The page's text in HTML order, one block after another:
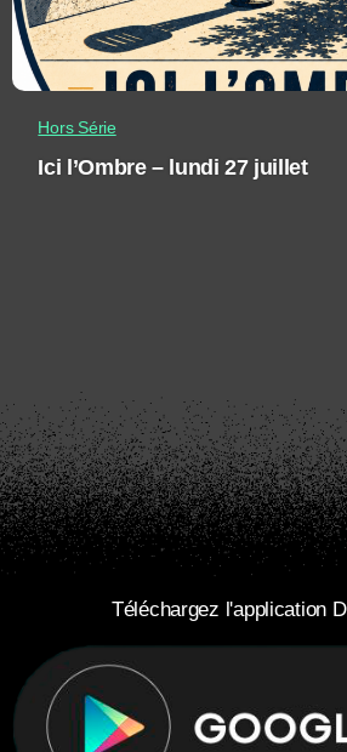
Hors Série
Ici l’Ombre – lundi 27 juillet
Téléchargez l'application